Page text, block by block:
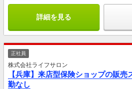
詳細を見る
正社員
株式会社ライフサロン
【兵庫】来店型保険ショップの販
勤なし